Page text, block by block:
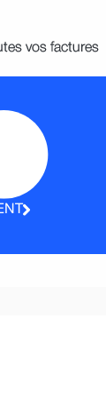
vos factures